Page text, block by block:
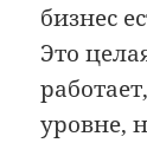
бизнес
Это
уровне,